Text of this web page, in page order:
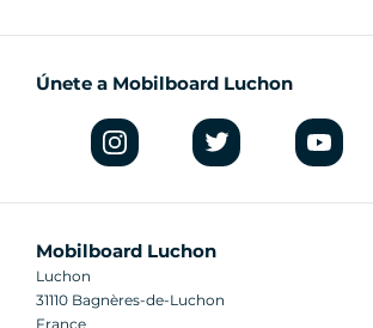
Únete a Mobilboard Luchon
Mobilboard Luchon
Luchon
31110 Bagnères-de-Luchon
France